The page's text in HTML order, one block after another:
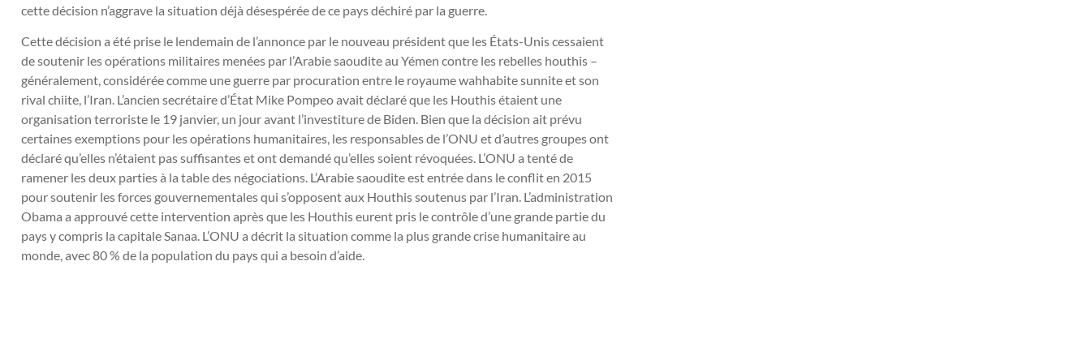
cette décision n’aggrave la situation déjà désespérée de ce pays déchiré par la guerre.
Cette décision a été prise le lendemain de l’annonce par le nouveau président que les États-Unis cessaient
de soutenir les opérations militaires menées par l’Arabie saoudite au Yémen contre les rebelles houthis –
généralement, considérée comme une guerre par procuration entre le royaume wahhabite sunnite et son
rival chiite, l’Iran. L’ancien secrétaire d’État Mike Pompeo avait déclaré que les Houthis étaient une
organisation terroriste le 19 janvier, un jour avant l’investiture de Biden. Bien que la décision ait prévu
certaines exemptions pour les opérations humanitaires, les responsables de l’ONU et d’autres groupes ont
déclaré qu’elles n’étaient pas suffisantes et ont demandé qu’elles soient révoquées. L’ONU a tenté de
ramener les deux parties à la table des négociations. L’Arabie saoudite est entrée dans le conflit en 2015
pour soutenir les forces gouvernementales qui s’opposent aux Houthis soutenus par l’Iran. L’administration
Obama a approuvé cette intervention après que les Houthis eurent pris le contrôle d’une grande partie du
pays y compris la capitale Sanaa. L’ONU a décrit la situation comme la plus grande crise humanitaire au
monde, avec 80 % de la population du pays qui a besoin d’aide.